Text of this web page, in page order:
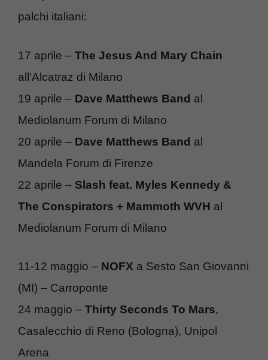
palchi italiani:
17 aprile – The Jesus And Mary Chain
all’Alcatraz di Milano
19 aprile – Dave Matthews Band al
Mediolanum Forum di Milano
20 aprile – Dave Matthews Band al
Mandela Forum di Firenze
22 aprile – Slash feat. Myles Kennedy &
The Conspirators + Mammoth WVH al
Mediolanum Forum di Milano
11-12 maggio – NOFX a Sesto San Giovanni
(MI) – Carroponte
24 maggio – Thirty Seconds To Mars,
Casalecchio di Reno (Bologna), Unipol
Arena